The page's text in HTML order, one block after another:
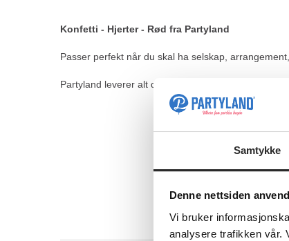
Samtykke
Denne nettsiden
Vi bruker
analysere trafikken vår.
Konfetti - Hjerter - Rød fra Partyland
Passer perfekt når du skal ha selskap,
Partyland leverer alt du trenger til bursdag, bryllup,